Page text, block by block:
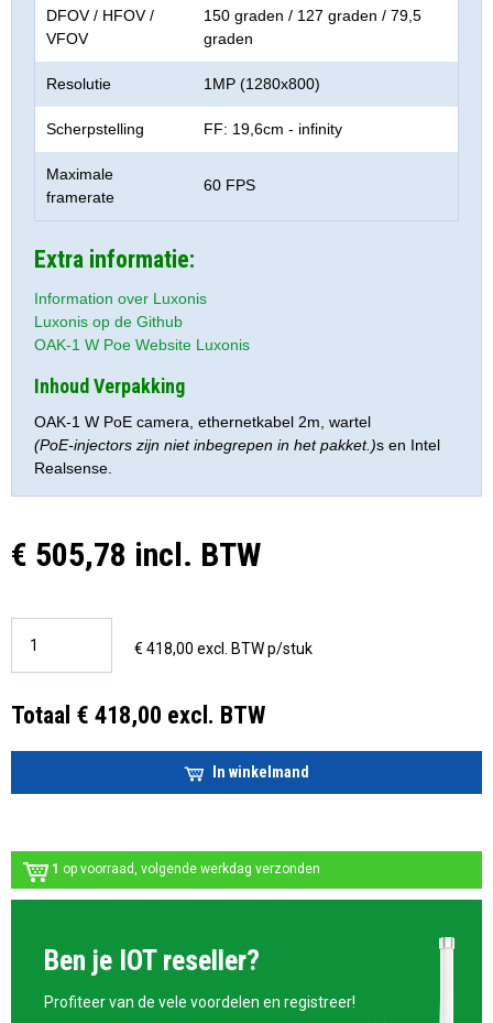
DFOV / HFOV /
VFOV
150 graden / 127 graden / 79,5
graden
Resolutie 1MP (1280x800)
Scherpstelling FF: 19,6cm - infinity
Maximale
framerate
60 FPS
Extra informatie:
Information over Luxonis
Luxonis op de Github
OAK-1 W Poe Website Luxonis
Inhoud Verpakking
OAK-1 W PoE camera, ethernetkabel 2m, wartel
(PoE-injectors zijn niet inbegrepen in het pakket.)s en Intel
Realsense.
€ 505,78 incl. BTW
€ 418,00 excl. BTW p/stuk
Totaal € 418,00 excl. BTW
In winkelmand
1 op voorraad, volgende werkdag verzonden
Ben je IOT reseller?
Profiteer van de vele voordelen en registreer!